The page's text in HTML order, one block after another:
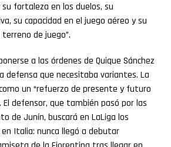
fortaleza en los duelos, su
su capacidad en el juego aéreo y su
de juego”.
a las órdenes de Quique Sánchez
defensa que necesitaba variantes. La
un “refuerzo de presente y futuro
El defensor, que también pasó por las
de Junín, buscará en LaLiga los
Italia: nunca llegó a debutar